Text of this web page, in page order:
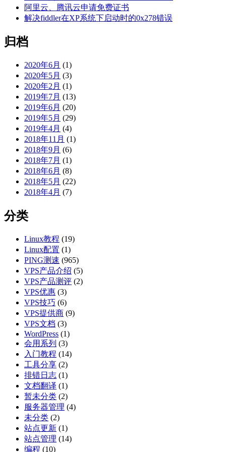
阿里云、腾讯云申请免费证书
解决fiddler在XP系统下启动时的0x278错误
归档
2020年6月 (1)
2020年5月 (3)
2020年2月 (1)
2019年7月 (13)
2019年6月 (20)
2019年5月 (29)
2019年4月 (4)
2018年11月 (1)
2018年9月 (6)
2018年7月 (1)
2018年6月 (8)
2018年5月 (22)
2018年4月 (7)
分类
Linux教程 (19)
Linux配置 (1)
PING测速 (965)
VPS产品介绍 (5)
VPS产品测评 (2)
VPS优惠 (3)
VPS技巧 (6)
VPS提供商 (9)
VPS文档 (3)
WordPress (1)
会用系列 (3)
入门教程 (14)
工具分享 (2)
排错日志 (1)
文档翻译 (1)
暂未分类 (2)
服务器管理 (4)
未分类 (2)
站点更新 (1)
站点管理 (14)
编程 (10)